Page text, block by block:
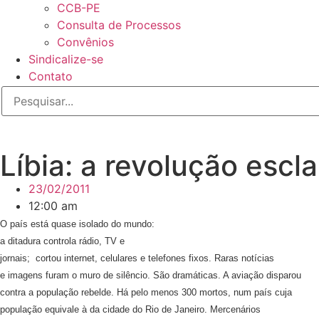
CCB-PE
Consulta de Processos
Convênios
Sindicalize-se
Contato
Líbia: a revolução
23/02/2011
12:00 am
O país está quase isolado do mundo:
a ditadura controla rádio, TV e
jornais; cortou internet, celulares e telefones fixos. Raras notícias
e imagens furam o muro de silêncio. São dramáticas. A aviação disparou
contra a população rebelde. Há pelo menos 300 mortos, num país cuja
população equivale à da cidade do Rio de Janeiro. Mercenários